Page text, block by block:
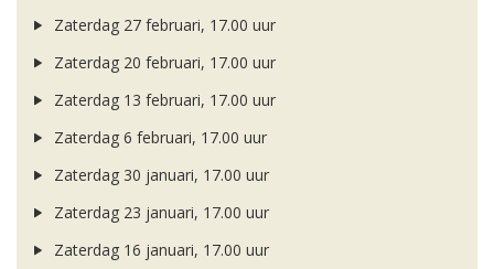
Zaterdag 27 februari, 17.00 uur
Zaterdag 20 februari, 17.00 uur
Zaterdag 13 februari, 17.00 uur
Zaterdag 6 februari, 17.00 uur
Zaterdag 30 januari, 17.00 uur
Zaterdag 23 januari, 17.00 uur
Zaterdag 16 januari, 17.00 uur